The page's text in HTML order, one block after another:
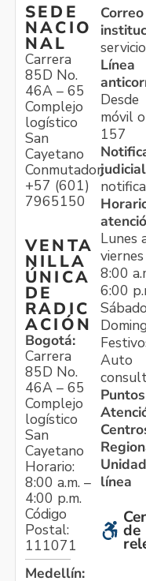
SEDE
NACIO
NAL
Carrera
85D No.
46A – 65
Complejo
logístico
San
Cayetano
Conmutador:
+57 (601)
7965150
VENTA
NILLA
ÚNICA
DE
RADIC
ACIÓN
Bogotá:
Carrera
85D No.
46A – 65
Complejo
logístico
San
Cayetano
Horario:
8:00 a.m. –
4:00 p.m.
Código
Postal:
111071
Medellín:
Correo
Línea
Desde
móvil
157
Lunes
viernes
8:00
6:00
Auto
línea
de